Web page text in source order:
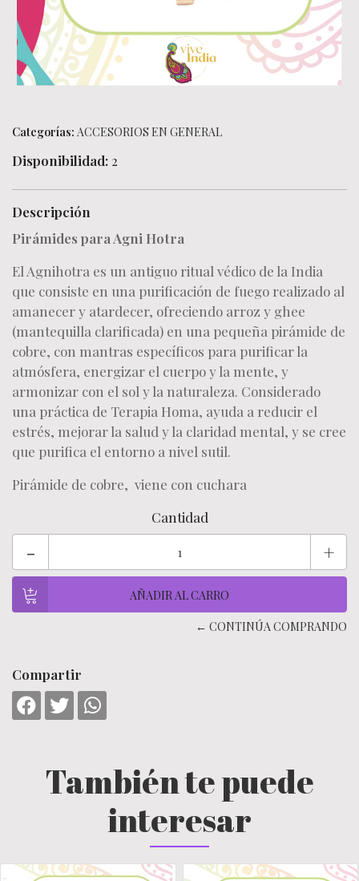
Categorías: ACCESORIOS EN GENERAL
Disponibilidad: 2
Descripción
Pirámides para Agni Hotra
El Agnihotra es un antiguo ritual védico de la India
que consiste en una purificación de fuego realizado al
amanecer y atardecer, ofreciendo arroz y ghee
(mantequilla clarificada) en una pequeña pirámide de
cobre, con mantras específicos para purificar la
atmósfera, energizar el cuerpo y la mente, y
armonizar con el sol y la naturaleza. Considerado
una práctica de Terapia Homa, ayuda a reducir el
estrés, mejorar la salud y la claridad mental, y se cree
que purifica el entorno a nivel sutil.
Pirámide de cobre, viene con cuchara
Cantidad
- +
← CONTINÚA COMPRANDO
Compartir
También te puede
interesar